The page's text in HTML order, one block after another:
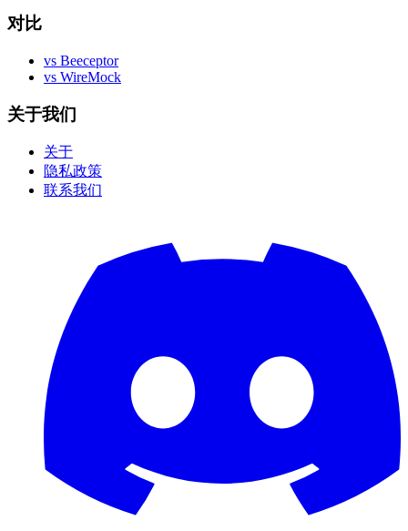
对比
vs Beeceptor
vs WireMock
关于我们
关于
隐私政策
联系我们